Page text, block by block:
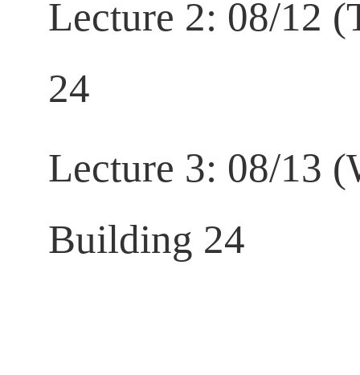
Lecture 2: 08/12
24
Lecture 3: 08/13
Building 24